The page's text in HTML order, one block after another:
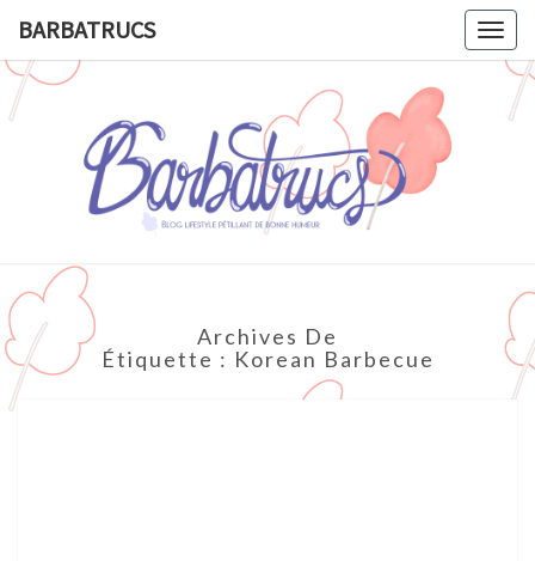
BARBATRUCS
Blog
Lifestyle
Pétillant
De
Archives De
Étiquette : Korean Barbecue